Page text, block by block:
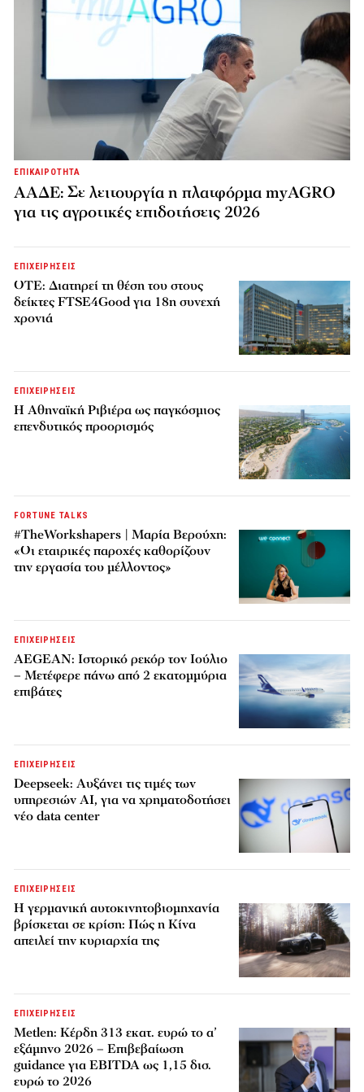
ΕΠΙΚΑΙΡΟΤΗΤΑ
ΑΑΔΕ: Σε λειτουργία η πλατφόρμα myAGRO
για τις αγροτικές επιδοτήσεις 2026
ΕΠΙΧΕΙΡΗΣΕΙΣ
ΟΤΕ: Διατηρεί τη θέση του στους
δείκτες FTSE4Good για 18η συνεχή
χρονιά
ΕΠΙΧΕΙΡΗΣΕΙΣ
Η Αθηναϊκή Ριβιέρα ως παγκόσμιος
επενδυτικός προορισμός
FORTUNE TALKS
#TheWorkshapers | Μαρία Βερούχη:
«Οι εταιρικές παροχές καθορίζουν
την εργασία του μέλλοντος»
ΕΠΙΧΕΙΡΗΣΕΙΣ
AEGEAN: Ιστορικό ρεκόρ τον Ιούλιο
– Μετέφερε πάνω από 2 εκατομμύρια
επιβάτες
ΕΠΙΧΕΙΡΗΣΕΙΣ
Deepseek: Αυξάνει τις τιμές των
υπηρεσιών AI, για να χρηματοδοτήσει
νέο data center
ΕΠΙΧΕΙΡΗΣΕΙΣ
Η γερμανική αυτοκινητοβιομηχανία
βρίσκεται σε κρίση: Πώς η Κίνα
απειλεί την κυριαρχία της
ΕΠΙΧΕΙΡΗΣΕΙΣ
Metlen: Κέρδη 313 εκατ. ευρώ το α’
εξάμηνο 2026 – Επιβεβαίωση
guidance για EBITDA ως 1,15 δισ.
ευρώ το 2026